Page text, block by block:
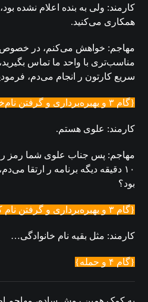
کارمند: ولی به بنده اعلام نشده
همکاری می‌کنید.
مهاجم: خواهش می‌کنم، در
مناسب‌تری با واحد ما تماس
سریع کارتون ر انجام می‌دم،
{گام ۳ و بهبره‌برداری و گرفتن نام‌خانوادگی}
کارمند: علوی هستم.
مهاجم: پس جناب علوی شما رمز ر
۱۰ دقیقه دیگه برنامه ر ارتقا
بود؟
{گام ۳ و بهبره‌برداری و گرفتن نام کاربری}
کارمند: مثل بقیه نام خانوادگی…
{گام ۴ و حمله}